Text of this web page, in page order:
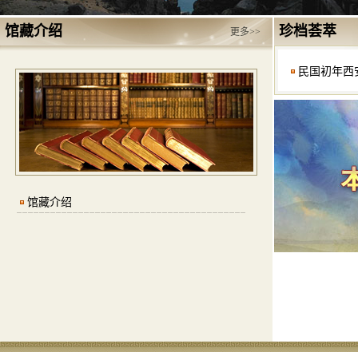
馆藏介绍 更多>>
馆藏介绍
珍档荟萃
民国初年